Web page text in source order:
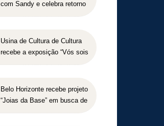
com Sandy e celebra retorno
Usina de Cultura de Cultura
recebe a exposição “Vós sois
Belo Horizonte recebe projeto
“Joias da Base” em busca de